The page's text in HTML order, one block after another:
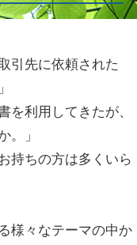
引先に依頼された
を利用してきたが、
。」
持ちの方は多くいら
様々なテーマの中か